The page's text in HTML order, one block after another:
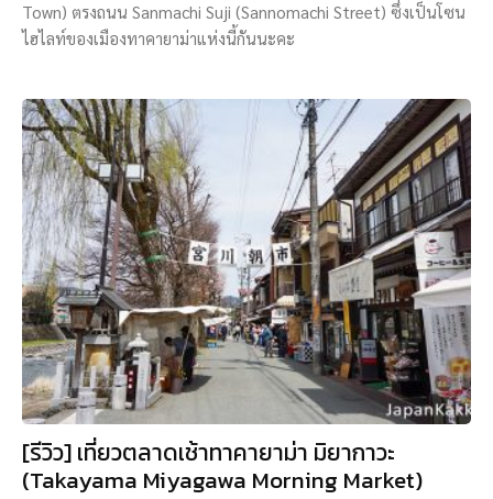
Town) ตรงถนน Sanmachi Suji (Sannomachi Street) ซึ่งเป็นโซน
ไฮไลท์ของเมืองทาคายาม่าแห่งนี้กันนะคะ
[รีวิว] เที่ยวตลาดเช้าทาคายาม่า มิยากาวะ
(Takayama Miyagawa Morning Market)